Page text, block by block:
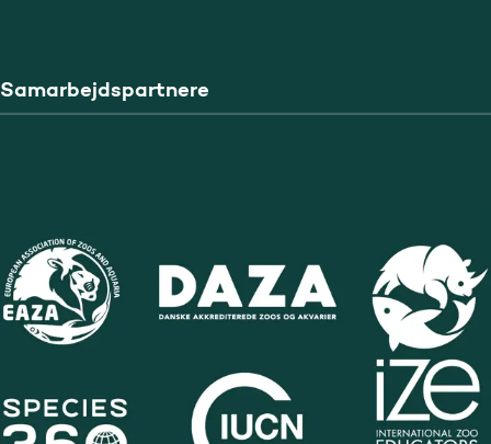
Samarbejdspartnere